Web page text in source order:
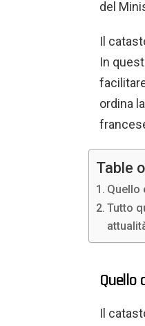
del
Il
In
ordina
Table
Quello
Tutto
Quello
Il